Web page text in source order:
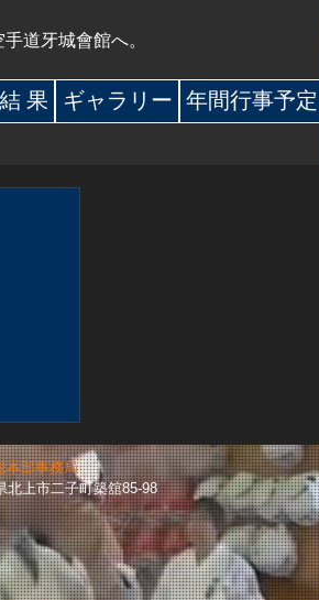
道牙城會館へ。
果 ギャラリー 年間行事予定
本部事務局
北上市二子町築舘85-98